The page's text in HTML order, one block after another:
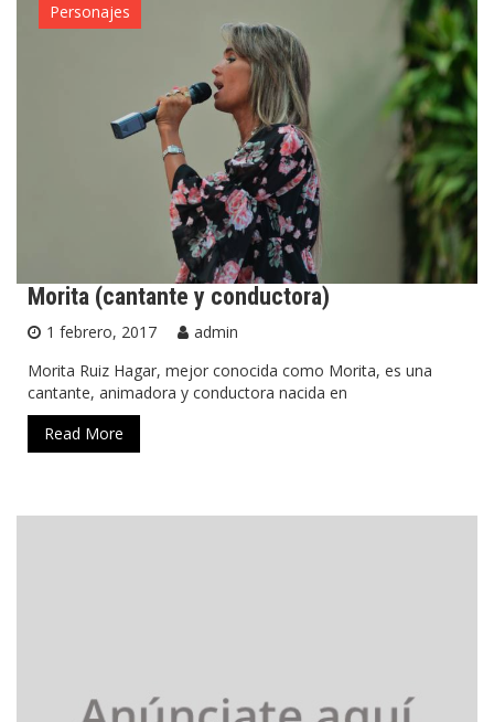
Personajes
Morita (cantante y conductora)
1 febrero, 2017
admin
Morita Ruiz Hagar, mejor conocida como Morita, es una
cantante, animadora y conductora nacida en
Read More